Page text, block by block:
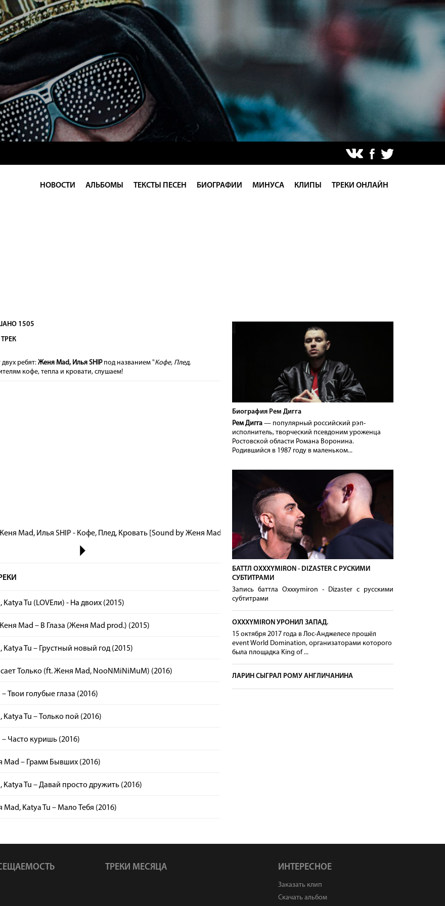
НОВОСТИ АЛЬБОМЫ ТЕКСТЫ ПЕСЕН БИОГРАФИИ МИНУСА КЛИПЫ ТРЕКИ ОНЛАЙН
1505
ребят: Женя Mad, Илья SHIPпод названием "Кофе, Плед,
кофе, тепла и кровати, слушаем!
Mad, Илья SHIP - Кофе, Плед, Кровать [Sound by Женя Mad] [2015]
Tu (LOVEли) - На двоих (2015)
Mad – В Глаза (Женя Mad prod.) (2015)
Tu – Грустный новый год (2015)
Только (ft. Женя Mad, NooNMiNiMuM) (2016)
Твои голубые глаза (2016)
Tu – Только пой (2016)
Часто куришь (2016)
Mad – Грамм Бывших (2016)
Tu – Давай просто дружить (2016)
Mad, Katya Tu – Мало Тебя (2016)
Биография Рем Дигга
Рем Дигга— популярный российский рэп-
исполнитель, творческий псевдоним уроженца
Ростовской области Романа Воронина.
Родившийся в 1987 году в маленьком...
БАТТЛ OXXXYMIRON - DIZASTER С РУСКИМИ
СУБТИТРАМИ
Запись баттла Oxxxymiron - Dizaster с русскими
субтитрами
OXXXYMIRON УРОНИЛ ЗАПАД.
15 октября 2017 года в Лос-Анджелесе прошёл
event World Domination, организаторами которого
была площадка King of ...
ЛАРИН СЫГРАЛ РОМУ АНГЛИЧАНИНА
ТРЕКИ МЕСЯЦА ИНТЕРЕСНОЕ
Заказать клип
Скачать альбом